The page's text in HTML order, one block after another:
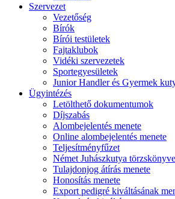
Szervezet
Vezetőség
Bírók
Bírói testületek
Fajtaklubok
Vidéki szervezetek
Sportegyesületek
Junior Handler és Gyermek
Ügyintézés
Letölthető dokumentumok
Díjszabás
Alombejelentés menete
Online alombejelentés menete
Teljesítményfűzet
Német Juhászkutya
Tulajdonjog átírás menete
Honosítás menete
Export pedigré kiváltásának